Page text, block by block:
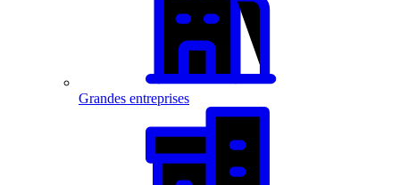
Grandes entreprises